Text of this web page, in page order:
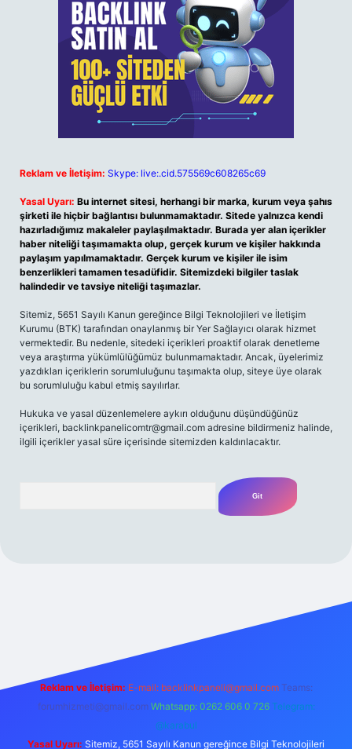
Reklam ve İletişim: Skype: live:.cid.575569c608265c69
Yasal Uyarı: Bu internet sitesi, herhangi bir marka, kurum veya şahıs
şirketi ile hiçbir bağlantısı bulunmamaktadır. Sitede yalnızca kendi
hazırladığımız makaleler paylaşılmaktadır. Burada yer alan içerikler
haber niteliği taşımamakta olup, gerçek kurum ve kişiler hakkında
paylaşım yapılmamaktadır. Gerçek kurum ve kişiler ile isim
benzerlikleri tamamen tesadüfidir. Sitemizdeki bilgiler taslak
halindedir ve tavsiye niteliği taşımazlar.
Sitemiz, 5651 Sayılı Kanun gereğince Bilgi Teknolojileri ve İletişim
Kurumu (BTK) tarafından onaylanmış bir Yer Sağlayıcı olarak hizmet
vermektedir. Bu nedenle, sitedeki içerikleri proaktif olarak denetleme
veya araştırma yükümlülüğümüz bulunmamaktadır. Ancak, üyelerimiz
yazdıkları içeriklerin sorumluluğunu taşımakta olup, siteye üye olarak
bu sorumluluğu kabul etmiş sayılırlar.
Hukuka ve yasal düzenlemelere aykırı olduğunu düşündüğünüz
içerikleri, backlinkpanelicomtr@gmail.com adresine bildirmeniz halinde,
ilgili içerikler yasal süre içerisinde sitemizden kaldırılacaktır.
Reklam ve İletişim: E-mail: backlinkpaneli@gmail.com Teams:
forumhizmeti@gmail.com Whatsapp: 0262 606 0 726 Telegram:
@karabul
Yasal Uyarı: Sitemiz, 5651 Sayılı Kanun gereğince Bilgi Teknolojileri